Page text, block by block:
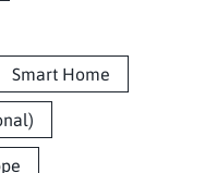
Smart Home